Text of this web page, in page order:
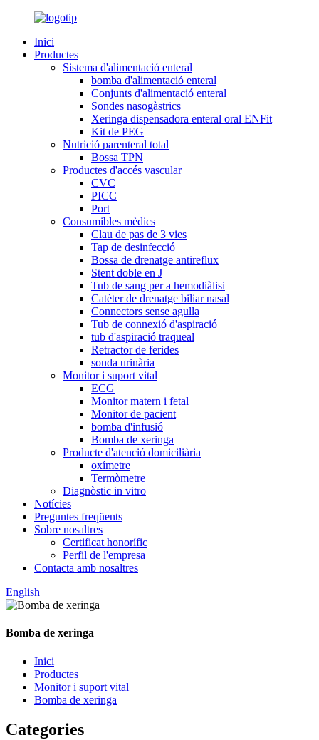
Inici
Productes
Sistema d'alimentació enteral
bomba d'alimentació enteral
Conjunts d'alimentació enteral
Sondes nasogàstrics
Xeringa dispensadora enteral oral ENFit
Kit de PEG
Nutrició parenteral total
Bossa TPN
Productes d'accés vascular
CVC
PICC
Port
Consumibles mèdics
Clau de pas de 3 vies
Tap de desinfecció
Bossa de drenatge antireflux
Stent doble en J
Tub de sang per a hemodiàlisi
Catèter de drenatge biliar nasal
Connectors sense agulla
Tub de connexió d'aspiració
tub d'aspiració traqueal
Retractor de ferides
sonda urinària
Monitor i suport vital
ECG
Monitor matern i fetal
Monitor de pacient
bomba d'infusió
Bomba de xeringa
Producte d'atenció domiciliària
oxímetre
Termòmetre
Diagnòstic in vitro
Notícies
Preguntes freqüents
Sobre nosaltres
Certificat honorífic
Perfil de l'empresa
Contacta amb nosaltres
English
Bomba de xeringa
Inici
Productes
Monitor i suport vital
Bomba de xeringa
Categories